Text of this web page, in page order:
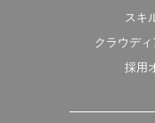
スキ
クラウディ
採用